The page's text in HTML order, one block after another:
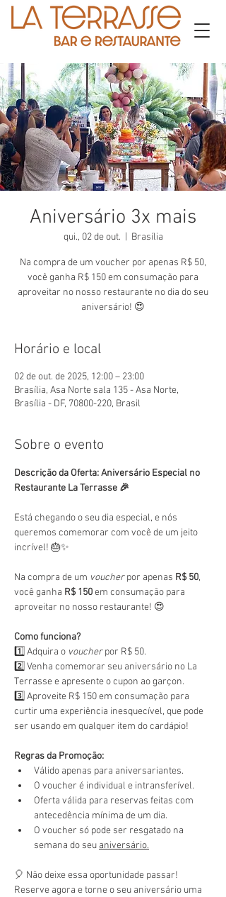
Aniversário 3x mais
qui., 02 de out. Brasília
Na compra de um voucher por apenas R$ 50,
você ganha R$ 150 em consumação para
aproveitar no nosso restaurante no dia do seu
aniversário! 😍
Horário e local
02 de out. de 2025, 12:00 – 23:00
Brasília, Asa Norte sala 135 - Asa Norte,
Brasília - DF, 70800-220, Brasil
Sobre o evento
Descrição da Oferta: Aniversário Especial no
Restaurante La Terrasse 🎉
Está chegando o seu dia especial, e nós
queremos comemorar com você de um jeito
incrível! 🎂✨
Na compra de um voucher por apenas R$ 50,
você ganha R$ 150 em consumação para
aproveitar no nosso restaurante! 😍
Como funciona?
1️⃣ Adquira o voucher por R$ 50.
2️⃣ Venha comemorar seu aniversário no La
Terrasse e apresente o cupon ao garçon.
3️⃣ Aproveite R$ 150 em consumação para
curtir uma experiência inesquecível, que pode
ser usando em qualquer item do cardápio!
Regras da Promoção:
Válido apenas para aniversariantes.
O voucher é individual e intransferível.
Oferta válida para reservas feitas com
antecedência mínima de um dia.
O voucher só pode ser resgatado na
semana do seu aniversário.
🎈 Não deixe essa oportunidade passar!
Reserve agora e torne o seu aniversário uma